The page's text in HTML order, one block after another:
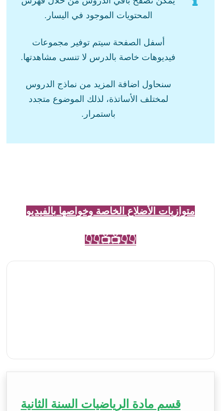
المحتويات الموجود في اليسار.
أسفل الصفحة سيتم توفير مجموعات
فيديوهات خاصة بالدرس لا تنسى مشاهدتها.
سنحاول اضافة المزيد من نماذج الدروس
لمختلف الأساتذة، لذلك الموضوع متجدد
باستمرار.
متوازيات الأضلاع الخاصة وخواصها بالفيديو
👇👇📺📺👇👇
قسم مادة الرياضيات السنة الثانية